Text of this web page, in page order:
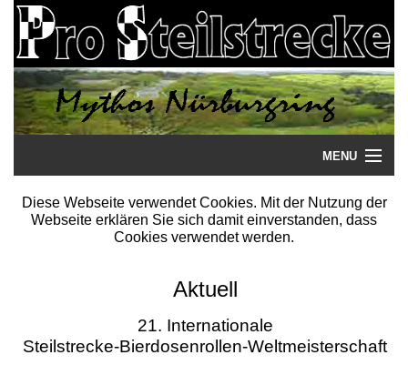
MENU
Startseite
Literatur
Diese Webseite verwendet Cookies. Mit der Nutzung der
Webseite erklären Sie sich damit einverstanden, dass
Cookies verwendet werden.
Aktuell
21. Internationale
Steilstrecke-Bierdosenrollen-Weltmeisterschaft